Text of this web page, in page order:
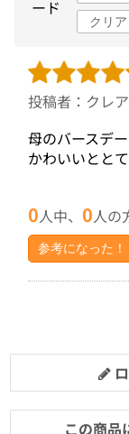
ード
クリア
投稿者：クレア
母のバースデ
かわいいとと
0人中、0人の
参考になった！
この商品